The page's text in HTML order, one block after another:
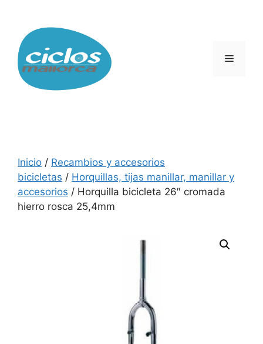
contenido
Menú
Inicio / Recambios y accesorios
bicicletas / Horquillas, tijas manillar, manillar y
accesorios / Horquilla bicicleta 26″ cromada
hierro rosca 25,4mm